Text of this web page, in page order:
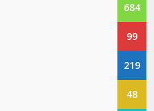
684
99
219
48